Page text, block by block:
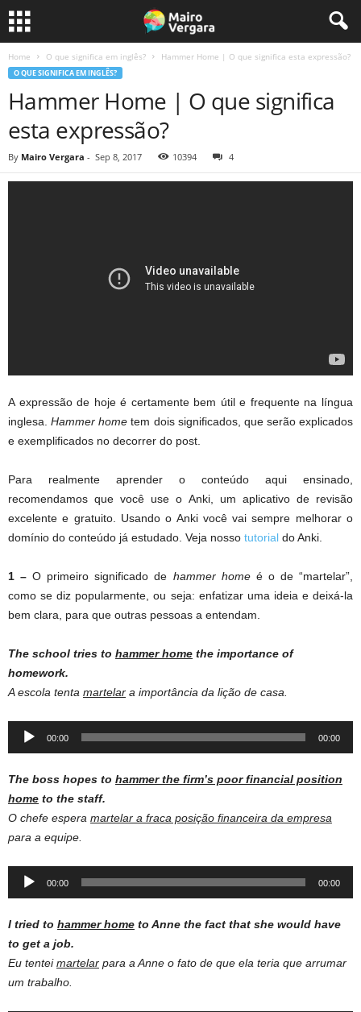
Home O que significa em inglês? Hammer Home | O que significa esta expressão?
O QUE SIGNIFICA EM INGLÊS?
Hammer Home | O que significa
esta expressão?
By Mairo Vergara - Sep 8, 2017 10394 4
A expressão de hoje é certamente bem útil e frequente na língua
inglesa.Hammer hometem dois significados, que serão explicados
e exemplificados no decorrer do post.
Para realmente aprender o conteúdo aqui ensinado,
recomendamos que você use o Anki, um aplicativo de revisão
excelente e gratuito. Usando o Anki você vai sempre melhorar o
domínio do conteúdo já estudado. Veja nosso tutorial do Anki.
1 –O primeiro significado de hammer home é o de “martelar”,
como se diz popularmente, ou seja: enfatizar uma ideia e deixá-la
bem clara, para que outras pessoas a entendam.
The school tries to hammer home the importance of
homework.
A escola tenta martelar a importância da lição de casa.
Audio
00:00 00:00
The boss hopes to hammer the firm’s poor financial position
home to the staff.
O chefe espera martelar a fraca posição financeira da empresa
para a equipe.
Audio
00:00 00:00
I tried to hammer home to Anne the fact that she would have
to get a job.
Eu tenteimartelar para a Anne o fato de que ela teria que arrumar
um trabalho.